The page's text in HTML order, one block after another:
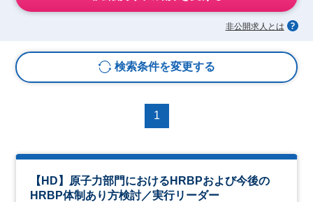
非公開求人とは
検索条件を変更する
1
【HD】原子力部門におけるHRBPおよび今後の
HRBP体制あり方検討／実行リーダー